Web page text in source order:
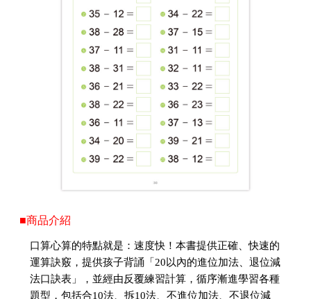
■商品介紹
口算心算的特點就是：速度快！本書提供正確、快速的
運算訣竅，提供孩子背誦「20以內的進位加法、退位減
法口訣表」，並經由反覆練習計算，循序漸進學習各種
題型，包括合10法、拆10法、不進位加法、不退位減